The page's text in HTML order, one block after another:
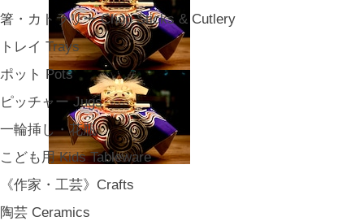
箸・カトラリー Chop Sticks & Cutlery
トレイ Trays
ポット Pots
ピッチャー Jugs
一輪挿し・花瓶
こども用 Kids Tableware
《作家・工芸》Crafts
陶芸 Ceramics